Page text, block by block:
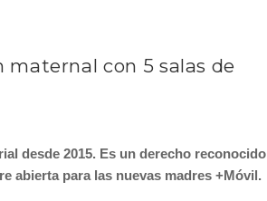
maternal con 5 salas de
desde 2015. Es un derecho reconocido
abierta para las nuevas madres +Móvil.